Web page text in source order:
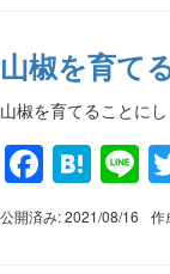
山椒を育て
山椒を育てることに
公開済み: 2021/08/16 作